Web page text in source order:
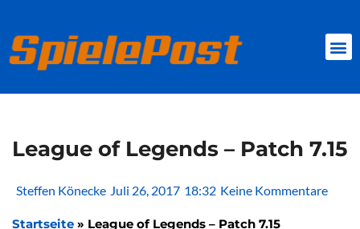
springen
League of Legends – Patch 7.15
Steffen Könecke Juli 26, 2017 18:32 Keine Kommentare
Startseite » League of Legends – Patch 7.15